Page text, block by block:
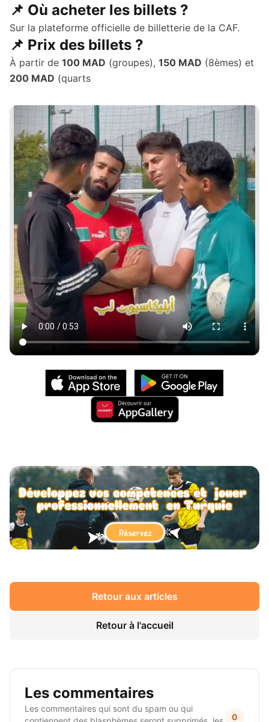
📌 Où acheter les billets ?
Sur la plateforme officielle de billetterie de la CAF.
📌 Prix des billets ?
À partir de 100 MAD (groupes), 150 MAD (8èmes) et
200 MAD (quarts
Retour aux articles
Retour à l'accueil
Les commentaires
Les commentaires qui sont du spam ou qui
0